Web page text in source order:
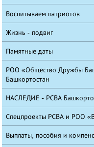
Воспитываем патриотов
Жизнь - подвиг
Памятные даты
РОО «Общество Дружбы
Башкортостан
НАСЛЕДИЕ - РСВА
Спецпроекты РСВА и РОО
Выплаты, пособия и